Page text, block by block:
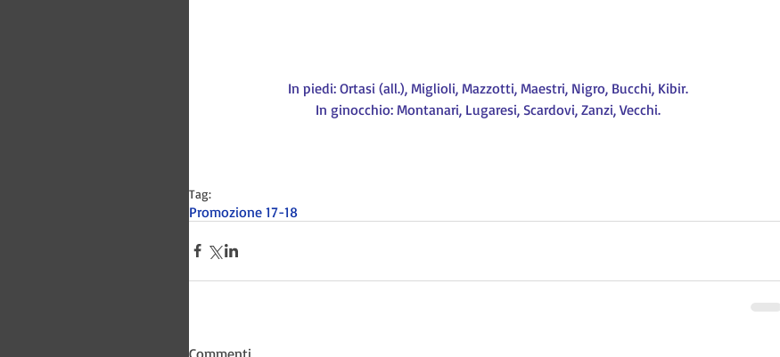
In piedi: Ortasi (all.), Miglioli, Mazzotti, Maestri, Nigro, Bucchi, Kibir.
In ginocchio: Montanari, Lugaresi, Scardovi, Zanzi, Vecchi.
Tag:
Promozione 17-18
Commenti